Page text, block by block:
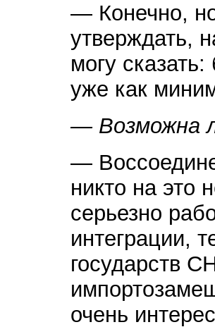
— Конечно,
утверждать,
могу
уже как
— Возможна
—
никто на это
серьезно
интеграции,
государств
очень